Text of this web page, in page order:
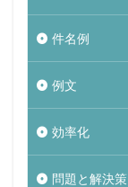
件名例
例文
効率化
問題と解決策